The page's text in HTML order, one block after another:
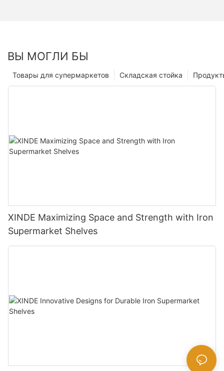
ВЫ МОГЛИ БЫ
Складская стойка
Товары для супермаркетов
XINDE Maximizing Space and Strength with Iron
Supermarket Shelves